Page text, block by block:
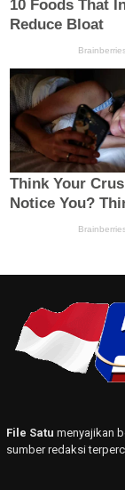
File Satu menyajikan
sumber redaksi